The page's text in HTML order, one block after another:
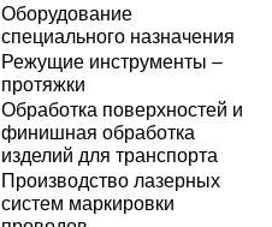
Оборудование
специального назначения
Режущие инструменты –
протяжки
Обработка поверхностей и
финишная обработка
изделий для транспорта
Производство лазерных
систем маркировки